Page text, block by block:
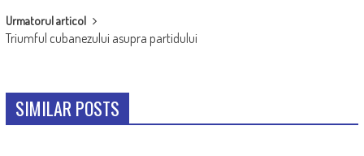
Urmatorul articol
Triumful cubanezului asupra partidului
SIMILAR POSTS